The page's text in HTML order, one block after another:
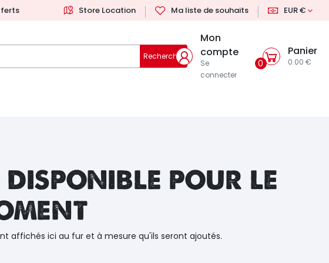
Store Location Ma liste de souhaits EUR €
Rechercher
Mon
compte
Se
connecter
0
Panier
0.00 €
pour le
affichés ici au fur et à mesure qu'ils seront ajoutés.